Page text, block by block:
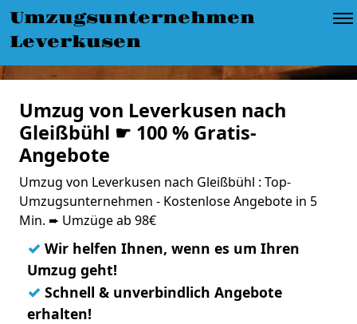
Umzugsunternehmen
Leverkusen
Umzug von Leverkusen nach
Gleißbühl ☛ 100 % Gratis-
Angebote
Umzug von Leverkusen nach Gleißbühl : Top-
Umzugsunternehmen - Kostenlose Angebote in 5
Min. ➨ Umzüge ab 98€
✓ Wir helfen Ihnen, wenn es um Ihren
Umzug geht!
✓ Schnell & unverbindlich Angebote
erhalten!